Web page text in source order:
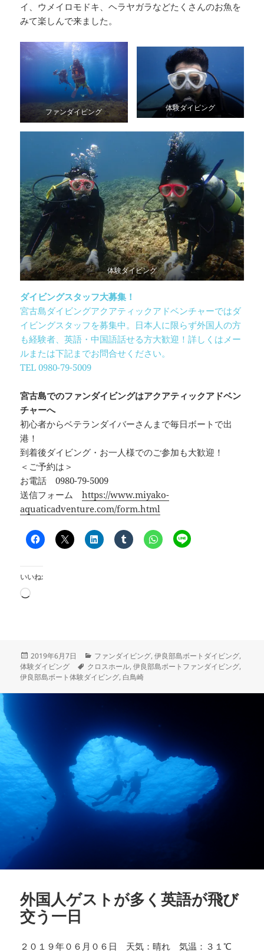
イ、ウメイロモドキ、ヘラヤガラなどたくさんのお魚を
みて楽しんで来ました。
ファンダイビング 体験ダイビング
体験ダイビング
ダイビングスタッフ大募集！
宮古島ダイビングアクアティックアドベンチャーではダ
イビングスタッフを募集中。日本人に限らず外国人の方
も経験者、英語・中国語話せる方大歓迎！詳しくはメー
ルまたは下記までお問合せください。
TEL 0980-79-5009
宮古島でのファンダイビングはアクアティックアドベン
チャーへ
初心者からベテランダイバーさんまで毎日ボートで出
港！
到着後ダイビング・お一人様でのご参加も大歓迎！
＜ご予約は＞
お電話 0980-79-5009
送信フォームhttps://www.miyako-
aquaticadventure.com/form.html
いいね:
読
中…
投
稿
日:
2019年6月7日
カ
テ
ゴ
ファンダイビング,伊良部島ボートダイビング,
体験ダイビング
タ
グ
クロスホール,伊良部島ボートファンダイビング,
伊良部島ボート体験ダイビング, 白鳥崎
外国人ゲストが多く英語が飛び
交う一日
２０１９年０６月０６日 天気：晴れ 気温：３１℃